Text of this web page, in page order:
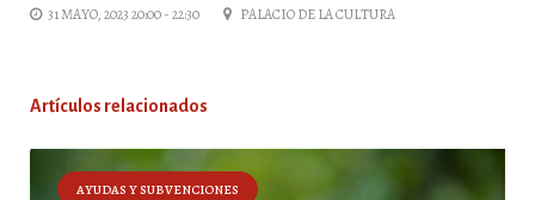
31 MAYO, 2023 20:00 - 22:30 PALACIO DE LA CULTURA
Artículos relacionados
AYUDAS Y SUBVENCIONES